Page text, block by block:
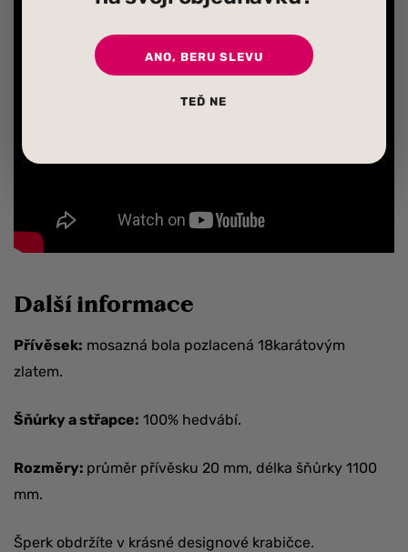
Další informace
Přívěsek: mosazná bola pozlacená 18karátovým
zlatem.
Šňůrky a střapce: 100% hedvábí.
Rozměry: průměr přívěsku 20 mm, délka šňůrky 1100
mm.
Šperk obdržíte v krásné designové krabičce.
ANO, BERU SLEVU
TEĎ NE